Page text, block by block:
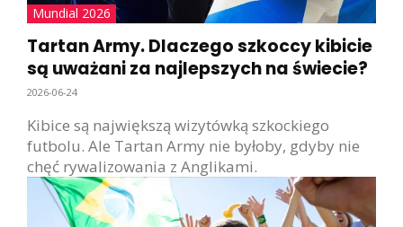
Mundial 2026
Tartan Army. Dlaczego szkoccy kibicie
są uważani za najlepszych na świecie?
2026-06-24
Kibice są największą wizytówką szkockiego
futbolu. Ale Tartan Army nie byłoby, gdyby nie
chęć rywalizowania z Anglikami.